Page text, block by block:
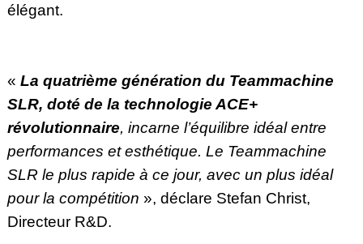
élégant.
« La quatrième génération du Teammachine
SLR, doté de la technologie ACE+
révolutionnaire, incarne l’équilibre idéal entre
performances et esthétique. Le Teammachine
SLR le plus rapide à ce jour, avec un plus idéal
pour la compétition », déclare Stefan Christ,
Directeur R&D.